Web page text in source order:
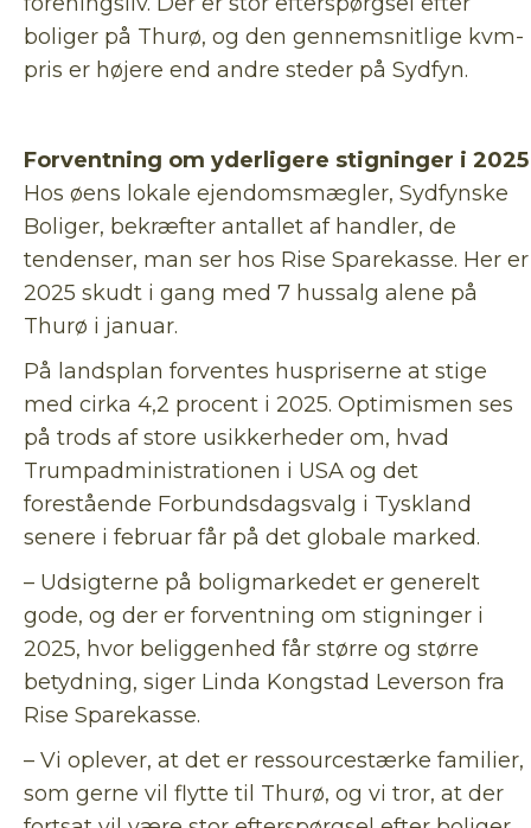
boliger på Thurø, og den gennemsnitlige kvm-
pris er højere end andre steder på Sydfyn.
Forventning om yderligere stigninger i 2025
Hos øens lokale ejendomsmægler, Sydfynske
Boliger, bekræfter antallet af handler, de
tendenser, man ser hos Rise Sparekasse. Her er
2025 skudt i gang med 7 hussalg alene på
Thurø i januar.
På landsplan forventes huspriserne at stige
med cirka 4,2 procent i 2025. Optimismen ses
på trods af store usikkerheder om, hvad
Trumpadministrationen i USA og det
forestående Forbundsdagsvalg i Tyskland
senere i februar får på det globale marked.
– Udsigterne på boligmarkedet er generelt
gode, og der er forventning om stigninger i
2025, hvor beliggenhed får større og større
betydning, siger Linda Kongstad Leverson fra
Rise Sparekasse.
– Vi oplever, at det er ressourcestærke familier,
som gerne vil flytte til Thurø, og vi tror, at der